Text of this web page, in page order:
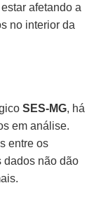
afetando a
no interior da
SES-MG, há
em análise.
entre os
dados não dão